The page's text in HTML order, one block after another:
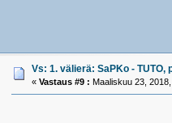
Vs: 1. välierä: SaPKo - TUTO,
«Vastaus #9 : Maaliskuu 23,